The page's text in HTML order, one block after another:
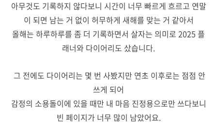
아무것도 기록하지 않다보니 시간이 너무 빠르게 흐르고 연말
이 되면 남는 거 없이 허무하게 새해를 맞는 거 같아서
올해는 하루하루를 좀 더 기록하면서 살자는 의미로 2025 플
래너와 다이어리도 샀습니다.
그 전에도 다이어리는 몇 번 사봤지만 연초 이후로는 점점 안
쓰게 되어
감정의 소용돌이에 있을 때만 내 마음 진정용으로만 쓰다보니
빈 페이지가 너무 많이 남았어요.